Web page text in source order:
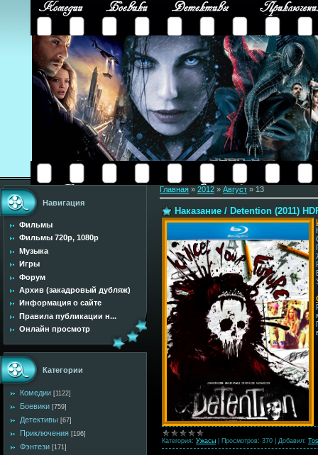
Навигация
Фильмы
Фильмы 720p, 1080p
Музыка
Игры
Форум
Архив (закадровый дубляж)
Информация о сайте
Правила публикации н...
Онлайн просмотр
Категории
Комедии [1122]
Боевики [759]
Детективы [67]
Приключения [196]
Фэнтези [171]
Главная » 2012 » Август » 13
Наказание / Detention (2011)
Категория: Ужасы Просмотров: 370 Добавил: